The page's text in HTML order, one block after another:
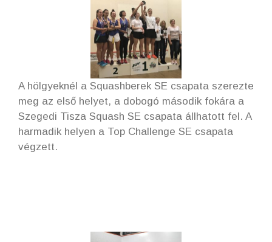
A hölgyeknél a Squashberek SE csapata szerezte
meg az első helyet, a dobogó második fokára a
Szegedi Tisza Squash SE csapata állhatott fel. A
harmadik helyen a Top Challenge SE csapata
végzett.